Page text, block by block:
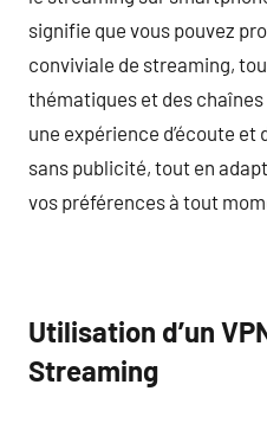
signifie que vous pouvez
conviviale de streaming,
thématiques et des
une expérience d’écoute
sans publicité, tout en
vos préférences à tout
Utilisation d’un
Streaming